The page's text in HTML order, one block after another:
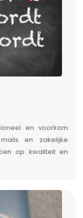
en voorkom
en zakelijke
op kwaliteit en